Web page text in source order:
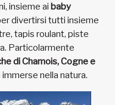
insieme ai baby
divertirsi tutti insieme
tapis roulant, piste
Particolarmente
di Chamois, Cogne e
immerse nella natura.